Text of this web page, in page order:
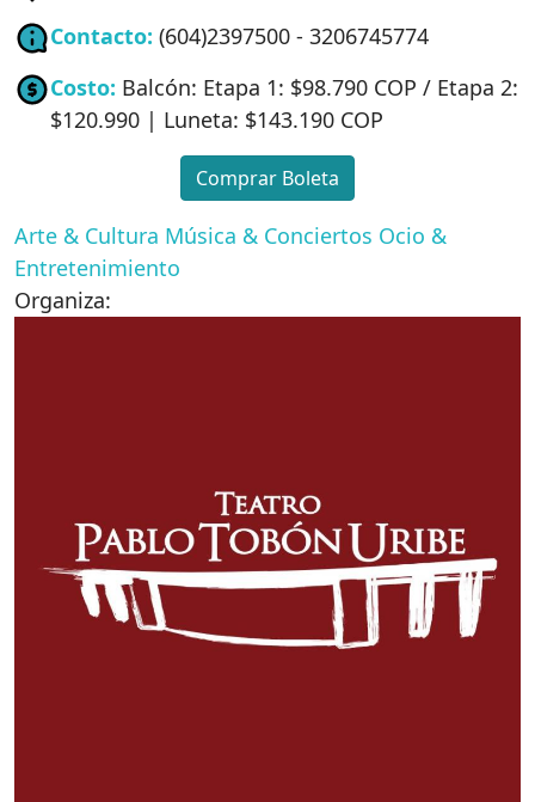
Contacto: (604)2397500 - 3206745774
Costo: Balcón: Etapa 1: $98.790 COP / Etapa 2:
$120.990 | Luneta: $143.190 COP
Comprar Boleta
Arte & Cultura Música & Conciertos Ocio &
Entretenimiento
Organiza: